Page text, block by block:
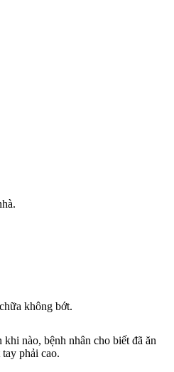
không bớt.
nào, bệnh nhân cho biết đã ăn
phải cao.